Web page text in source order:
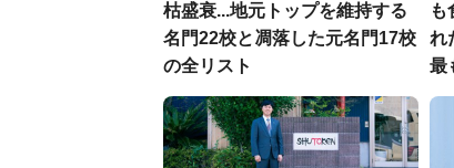
枯盛衰...地元トップを維持する
名門22校と凋落した元名門17校
の全リスト
も
れ
最